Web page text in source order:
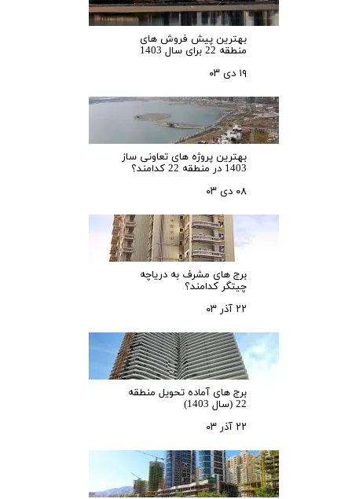
بهترین پیش فروش های
منطقه 22 برای سال 1403
۱۹ دی ۰۳
بهترین پروژه های تعاونی ساز
1403 در منطقه 22 کدامند؟
۰۸ دی ۰۳
برج های مشرف به دریاچه
چیتگر کدامند؟
۲۲ آذر ۰۳
برج های آماده تحویل منطقه
22 (سال 1403)
۲۲ آذر ۰۳